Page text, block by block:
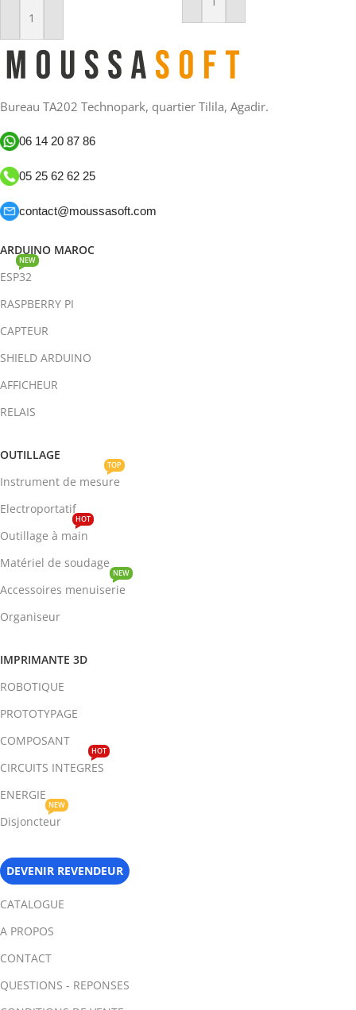
Ajouter Au Panier
Ajouter Au Panier
Bureau TA202 Technopark, quartier Tilila, Agadir.
06 14 20 87 86
05 25 62 62 25
contact@moussasoft.com
ARDUINO MAROC
ESP32
NEW
RASPBERRY PI
CAPTEUR
SHIELD ARDUINO
AFFICHEUR
RELAIS
OUTILLAGE
Instrument de mesure
TOP
Electroportatif
Outillage à main
HOT
Matériel de soudage
Accessoires menuiserie
NEW
Organiseur
IMPRIMANTE 3D
ROBOTIQUE
PROTOTYPAGE
COMPOSANT
CIRCUITS INTEGRES
HOT
ENERGIE
Disjoncteur
NEW
DEVENIR REVENDEUR
CATALOGUE
A PROPOS
CONTACT
QUESTIONS - REPONSES